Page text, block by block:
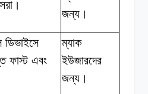
জন্য।
ফাস্ট এবং
ম্যাক
ইউজারদের
জন্য।